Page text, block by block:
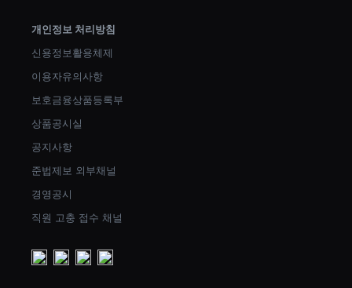
개인정보 처리방침
신용정보활용체제
이용자유의사항
보호금융상품등록부
상품공시실
공지사항
준법제보 외부채널
경영공시
직원 고충 접수 채널